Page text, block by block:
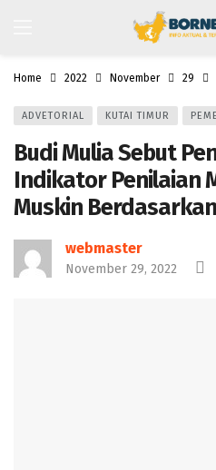
Home 2022 November 29
ADVETORIAL KUTAI TIMUR
Budi Mulia Sebut
Indikator Penilaian
Muskin Berdasarkan
webmaster
November 29, 2022